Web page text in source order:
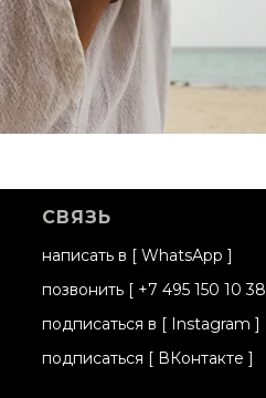
СВЯЗЬ
написать в [ WhatsApp ]
позвонить [ +7 495 150 10 38
подписаться в [ Instagram ]
подписаться [ ВКонтакте ]